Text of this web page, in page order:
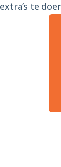
extra’s te